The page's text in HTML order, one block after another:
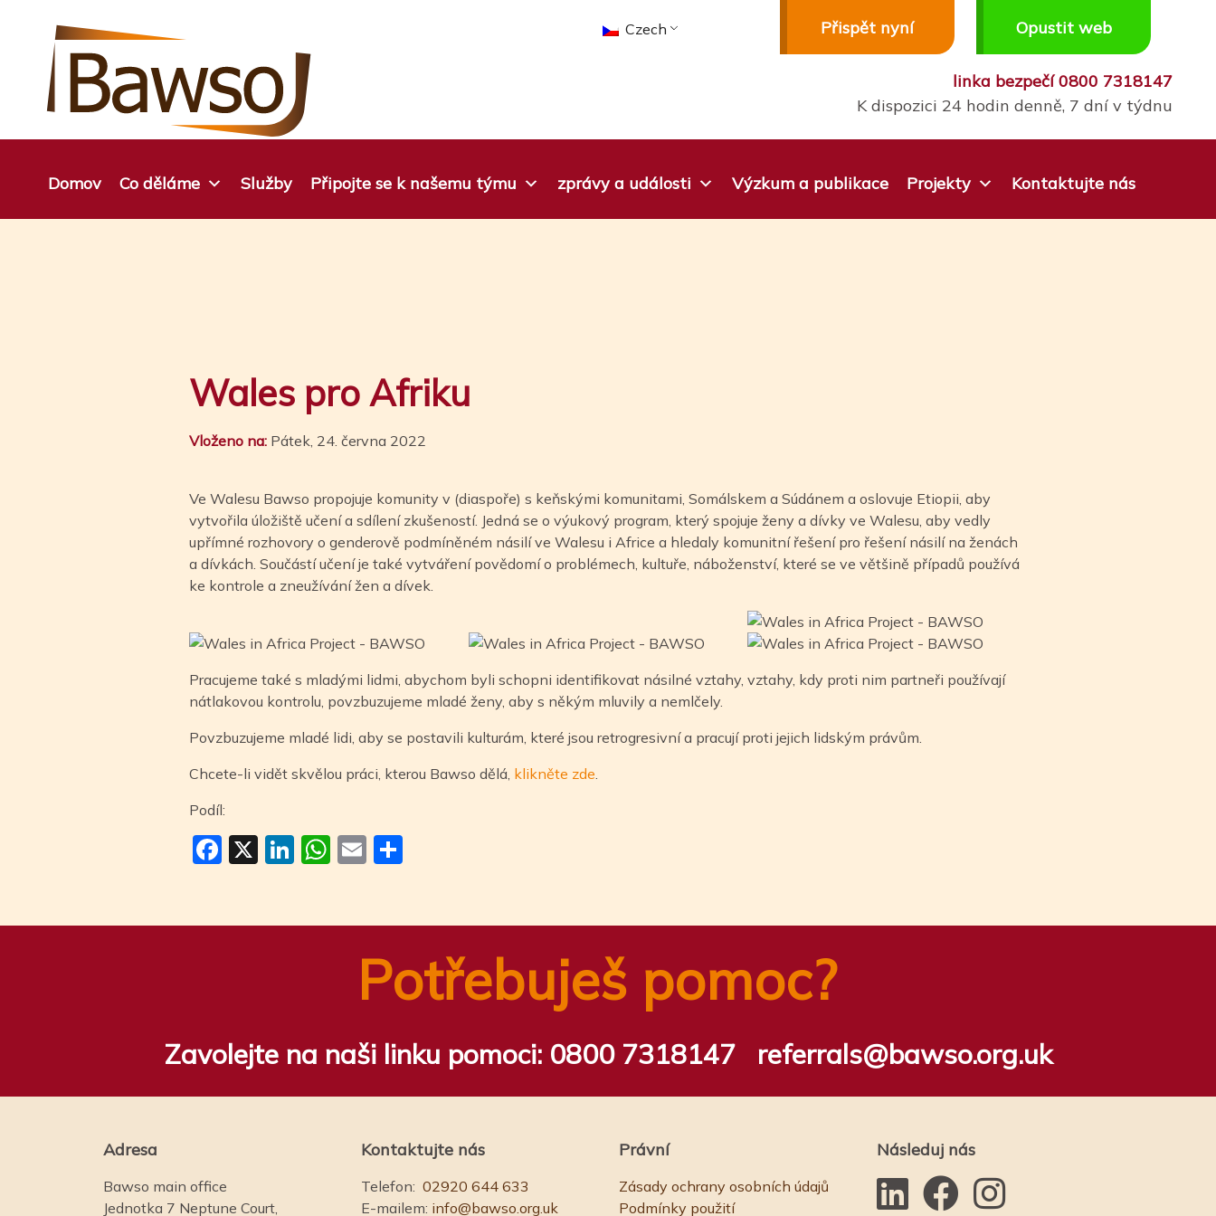
Czech Přispět nyní Opustit web
linka bezpečí0800 7318147
K dispozici 24 hodin denně, 7 dní v týdnu
Domov Co děláme Služby Připojte se k našemu týmu zprávy a události Výzkum a publikace Projekty Kontaktujte nás
Wales pro Afriku
Vloženo na: Pátek, 24. června 2022
Ve Walesu Bawso propojuje komunity v (diaspoře) s keňskými komunitami, Somálskem a Súdánem a oslovuje Etiopii, aby
vytvořila úložiště učení a sdílení zkušeností. Jedná se o výukový program, který spojuje ženy a dívky ve Walesu, aby vedly
upřímné rozhovory o genderově podmíněném násilí ve Walesu i Africe a hledaly komunitní řešení pro řešení násilí na ženách
a dívkách. Součástí učení je také vytváření povědomí o problémech, kultuře, náboženství, které se ve většině případů používá
ke kontrole a zneužívání žen a dívek.
Pracujeme také s mladými lidmi, abychom byli schopni identifikovat násilné vztahy, vztahy, kdy proti nim partneři používají
nátlakovou kontrolu, povzbuzujeme mladé ženy, aby s někým mluvily a nemlčely.
Povzbuzujeme mladé lidi, aby se postavili kulturám, které jsou retrogresivní a pracují proti jejich lidským právům.
Chcete-li vidět skvělou práci, kterou Bawso dělá, klikněte zde.
Podíl:
Facebook
X LinkedIn
WhatsApp
Email
Potřebuješ pomoc?
Zavolejte na naši linku pomoci: 0800 7318147 referrals@bawso.org.uk
Adresa
Bawso main office
Jednotka 7 Neptune Court,
Kontaktujte nás
Telefon: 02920 644 633
E-mailem: info@bawso.org.uk
Právní
Zásady ochrany osobních údajů
Podmínky použití
Následuj nás